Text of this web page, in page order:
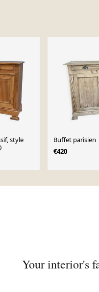
style
Buffet parisien
€420
Your interior's